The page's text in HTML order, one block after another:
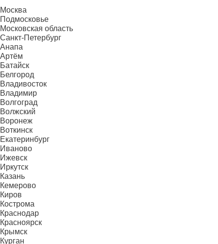
Москва
Подмосковье
Московская область
Санкт-Петербург
Анапа
Артём
Батайск
Белгород
Владивосток
Владимир
Волгоград
Волжский
Воронеж
Воткинск
Екатеринбург
Иваново
Ижевск
Иркутск
Казань
Кемерово
Киров
Кострома
Краснодар
Красноярск
Крымск
Курган